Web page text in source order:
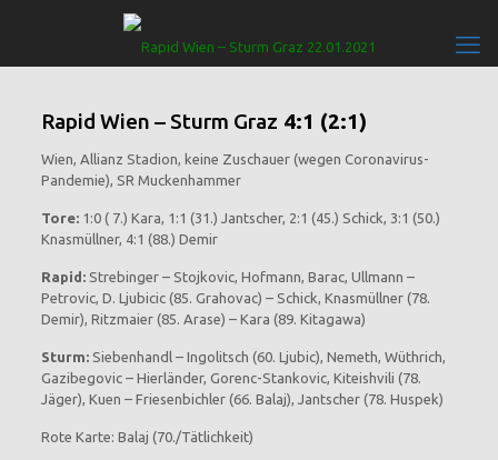
Rapid Wien – Sturm Graz 4:1 (2:1)
Wien, Allianz Stadion, keine Zuschauer (wegen Coronavirus-
Pandemie), SR Muckenhammer
Tore:1:0 ( 7.) Kara, 1:1 (31.) Jantscher, 2:1 (45.) Schick, 3:1 (50.)
Knasmüllner, 4:1 (88.) Demir
Rapid: Strebinger – Stojkovic, Hofmann, Barac, Ullmann –
Petrovic, D. Ljubicic (85. Grahovac) – Schick, Knasmüllner (78.
Demir), Ritzmaier (85. Arase) – Kara (89. Kitagawa)
Sturm: Siebenhandl – Ingolitsch (60. Ljubic), Nemeth, Wüthrich,
Gazibegovic – Hierländer, Gorenc-Stankovic, Kiteishvili (78.
Jäger), Kuen – Friesenbichler (66. Balaj), Jantscher (78. Huspek)
Rote Karte: Balaj (70./Tätlichkeit)